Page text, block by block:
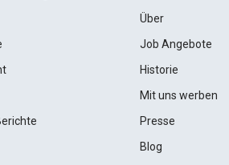
Über
Job Angebote
Historie
Mit uns werben
Presse
Blog